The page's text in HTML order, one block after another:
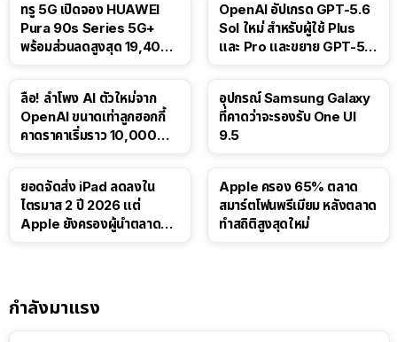
ทรู 5G เปิดจอง HUAWEI
Pura 90s Series 5G+
พร้อมส่วนลดสูงสุด 19,400
OpenAI อัปเกรด GPT-5.6
Sol ใหม่ สำหรับผู้ใช้ Plus
และ Pro และขยาย GPT-5.6
ลือ! ลำโพง AI ตัวใหม่จาก
OpenAI ขนาดเท่าลูกฮอกกี้
คาดราคาเริ่มราว 10,000
อุปกรณ์ Samsung Galaxy
ที่คาดว่าจะรองรับ One UI
9.5
ยอดจัดส่ง iPad ลดลงใน
ไตรมาส 2 ปี 2026 แต่
Apple ยังครองผู้นำตลาด
Apple ครอง 65% ตลาด
สมาร์ตโฟนพรีเมียม หลังตลาด
ทำสถิติสูงสุดใหม่
กำลังมาแรง